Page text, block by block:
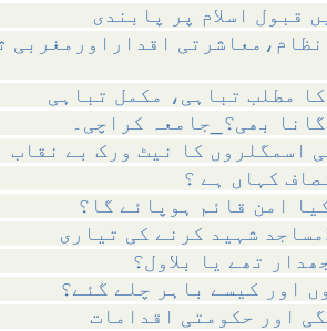
نظام،معاشرتی اقداراورمغربی
مطلب تباہی، مکمل تباہی
بھی؟_جامعہ کراچی۔
اسمگلروں کا نیٹ ورک بے نقاب
کہاں ہے ؟
امن قائم ہوپائے گا؟
تھے یا بلاول؟
اور کیسے باہر چلے گئے؟